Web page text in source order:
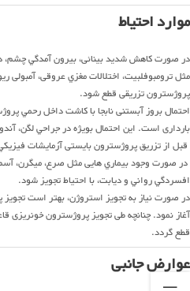
موارد احتیاط
در صورت كاهش شديد بينائی، بيرون آمدگي چشم،
مثل ترومبوفلبيت، اختلالات مغزي عروقی، آمبولی
پروژسترون تزريقی قطع شود.
احتمال بروز آبستنی نابجا با كاشت داخل رحمي
بارداری است. اين احتمال بويژه در جراحي لگن،
قبل از تزريق پروژسترون بايستی آزمايشات
در صورت وجود بيماري هايی مثل صرع، ميگرن،
افسردگي رواني و ديابت، با احتياط تجويز شود.
در صورت نياز به تجويز استروژن، بهتر است
آغاز نمود. چنانچه طی تجويز پروژسترون خونريزی
قطع گردد.
عوارض جانبی